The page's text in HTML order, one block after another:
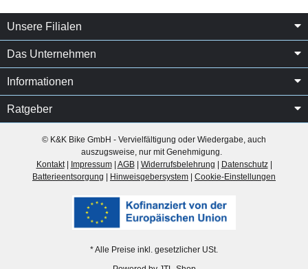
Unsere Filialen
Das Unternehmen
Informationen
Ratgeber
© K&K Bike GmbH - Vervielfältigung oder Wiedergabe, auch
auszugsweise, nur mit Genehmigung.
Kontakt| Impressum| AGB| Widerrufsbelehrung | Datenschutz|
Batterieentsorgung | Hinweisgebersystem | Cookie-Einstellungen
* Alle Preise inkl. gesetzlicher USt.